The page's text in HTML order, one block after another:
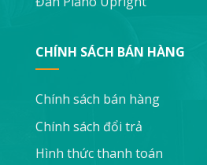
CHÍNH SÁCH BÁN HÀNG
Chính sách bán hàng
Chính sách đổi trả
Hình thức thanh toán